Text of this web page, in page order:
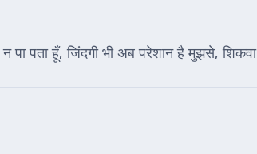
पता हूँ, जिंदगी भी अब परेशान है मुझसे,